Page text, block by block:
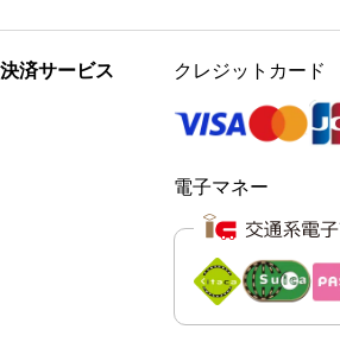
決済サービス クレジットカード
電子マネー